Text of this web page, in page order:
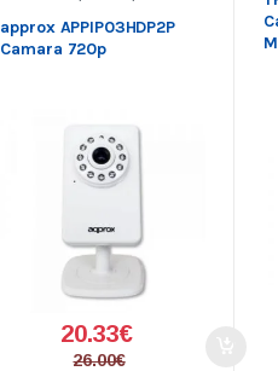
approx APPIP03HDP2P
Camara 720p
20.33€
26.00€